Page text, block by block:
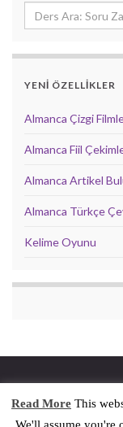
YENİ ÖZELLİKLER
Almanca Çizgi
Almanca Fiil
Almanca Artikel
Almanca Türkçe
Kelime Oyunu
Read More This